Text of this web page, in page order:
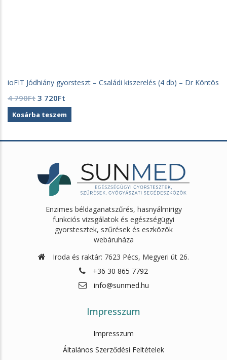
ioFIT Jódhiány gyorsteszt – Családi kiszerelés (4 db) – Dr Köntös
4 790Ft Original
price
was:
790Ft.
3 720Ft
price
is:
720Ft.
Kosárba teszem
Enzimes béldaganatszűrés, hasnyálmirigy
funkciós vizsgálatok és egészségügyi
gyorstesztek, szűrések és eszközök
webáruháza
Iroda és raktár: 7623 Pécs, Megyeri út 26.
+36 30 865 7792
info@sunmed.hu
Impresszum
Impresszum
Általános Szerződési Feltételek